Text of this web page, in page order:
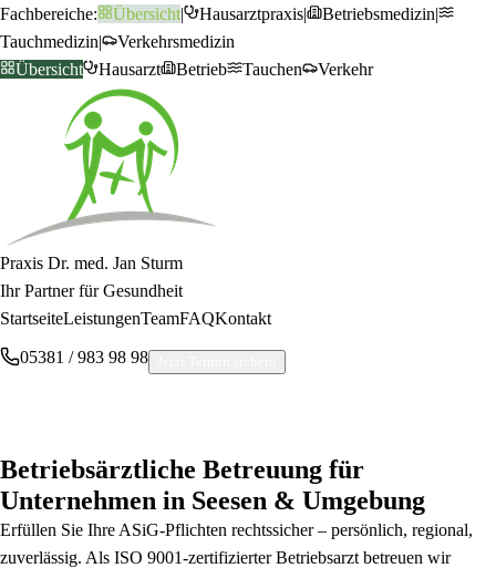
Fachbereiche: Übersicht| Hausarztpraxis| Betriebsmedizin|
Tauchmedizin|
Verkehrsmedizin
Übersicht
Hausarzt Betrieb Tauchen Verkehr
Praxis Dr. med. Jan Sturm
Ihr Partner für Gesundheit
StartseiteLeistungenTeamFAQKontakt
05381 / 983 98 98
Betriebsärztliche Betreuung für
Unternehmen in Seesen & Umgebung
Erfüllen Sie Ihre ASiG-Pflichten rechtssicher – persönlich, regional,
zuverlässig. Als ISO 9001-zertifizierter Betriebsarzt betreuen wir